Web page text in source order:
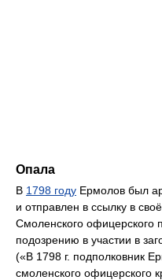
Опала
В 1798 году Ермолов был
и отправлен в ссылку в
Смоленского офицерского
подозрению в участии в
(«В 1798 г. подполковник
смоленского офицерского